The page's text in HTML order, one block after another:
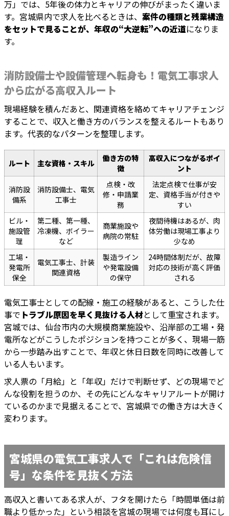
万」では、5年後の体力とキャリアの伸びがまったく違いま
す。宮城県内で求人を比べるときは、 案件の種類と残業構造
をセットで見ることが、年収の“大逆転”への近道になりま
す。
消防設備士や設備管理へ転身も！電気工事求人
から広がる高収入ルート
現場経験を積んだあと、関連資格を絡めてキャリアチェンジ
することで、収入と働き方のバランスを整えるルートもあり
ます。代表的なパターンを整理します。
ルート 主な資格・スキル
働き方の特
徴
高収入につながるポイ
ント
消防設
備系
消防設備士、電気
工事士
点検・改
修・申請業
務
法定点検で仕事が安
定、資格手当が付きや
すい
ビル・
施設管
理
第二種、第一種、
冷凍機、ボイラー
など
商業施設や
病院の常駐
夜間待機はあるが、肉
体労働は現場工事より
少なめ
工場・
発電所
保全
電気工事士、計装
関連資格
製造ライン
や発電設備
の保守
24時間体制だが、故障
対応の技術が高く評価
される
電気工事士としての配線・施工の経験があると、こうした仕
事で トラブル原因を早く見抜ける人材として重宝されます。
宮城では、仙台市内の大規模商業施設や、沿岸部の工場・発
電所などがこうしたポジションを持つことが多く、現場一筋
から一歩踏み出すことで、年収と休日日数を同時に改善して
いる人もいます。
求人票の「月給」と「年収」だけで判断せず、どの現場でど
んな役割を担うのか、その先にどんなキャリアルートが開け
ているのかまで見据えることで、宮城県での働き方は大きく
変わります。
宮城県の電気工事求人で「これは危険信
号」な条件を見抜く方法
高収入と書いてある求人が、フタを開けたら「時間単価は前
職より低かった」という相談を宮城の現場では何度も耳にし